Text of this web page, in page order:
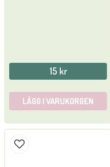
15 kr
LÄGG I VARUKORGEN